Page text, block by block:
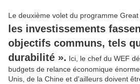
Le deuxième volet du programme
les investissements
objectifs communs, tels
durabilité ». Ici, le chef du WEF
budgets de relance économique
Unis, de la Chine et d'ailleurs doivent